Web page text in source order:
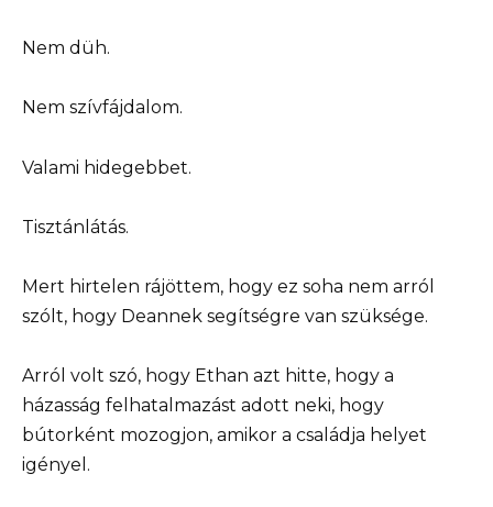
Nem düh.
Nem szívfájdalom.
Valami hidegebbet.
Tisztánlátás.
Mert hirtelen rájöttem, hogy ez soha nem arról
szólt, hogy Deannek segítségre van szüksége.
Arról volt szó, hogy Ethan azt hitte, hogy a
házasság felhatalmazást adott neki, hogy
bútorként mozogjon, amikor a családja helyet
igényel.